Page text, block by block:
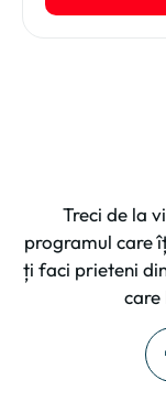
Treci de la
programul care
ți faci prieteni
care